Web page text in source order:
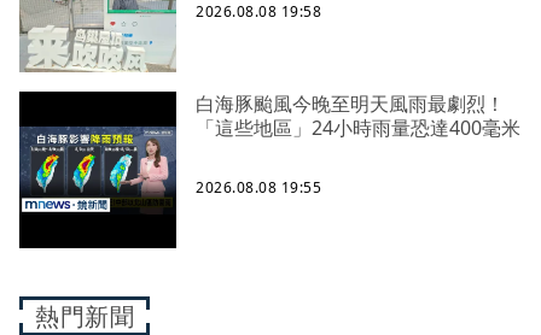
2026.08.08 19:58
白海豚颱風今晚至明天風雨最劇烈！
「這些地區」24小時雨量恐達400毫米
2026.08.08 19:55
熱門新聞